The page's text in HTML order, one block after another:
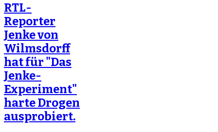
RTL-
Reporter
Jenke von
Wilmsdorff
hat für "Das
Jenke-
Experiment"
harte Drogen
ausprobiert.